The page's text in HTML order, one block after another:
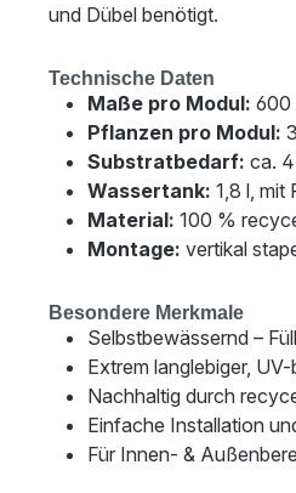
und Dübel benötigt.
Technische Daten
Maße pro Modul: 600
Pflanzen pro Modul:
Substratbedarf: ca.
Wassertank: 1,8 l, mit
Material: 100 %
Montage: vertikal
Besondere Merkmale
Selbstbewässernd –
Extrem langlebiger,
Nachhaltig durch
Einfache Installation
Für Innen- &